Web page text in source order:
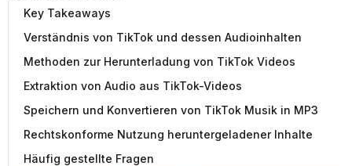
Key Takeaways
Verständnis von TikTok und dessen Audioinhalten
Methoden zur Herunterladung von TikTok Videos
Extraktion von Audio aus TikTok-Videos
Speichern und Konvertieren von TikTok Musik in MP3
Rechtskonforme Nutzung heruntergeladener Inhalte
Häufig gestellte Fragen